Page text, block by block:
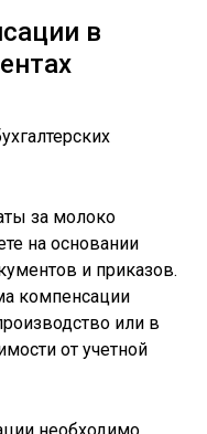
в
за молоко
на основании
и приказов.
компенсации
или в
от учетной